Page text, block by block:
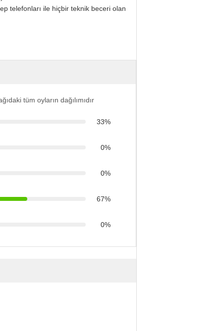
telefonları ile hiçbir teknik beceri olan
tüm oyların dağılımıdır
33%
0%
0%
67%
0%